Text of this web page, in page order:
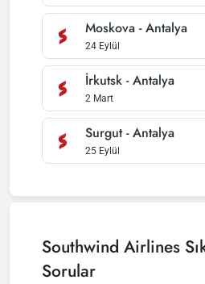
Moskova -Antalya
24 Eylül
İrkutsk -Antalya
2 Mart
Surgut-Antalya
25 Eylül
Southwind Airlines
Sorular